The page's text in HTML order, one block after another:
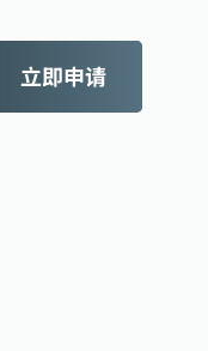
立即申请